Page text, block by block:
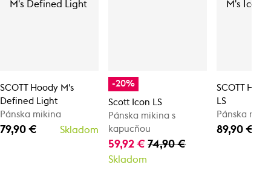
SCOTT Hoody M's
Defined Light
Pánska mikina
79,90 € Skladom
-20%
Scott Icon LS
Pánska mikina s
kapucňou
59,92 €74,90 €
Skladom
SCOTT
LS
Pánska
89,90 €